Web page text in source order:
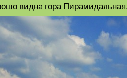
видна гора Пирамидальная.